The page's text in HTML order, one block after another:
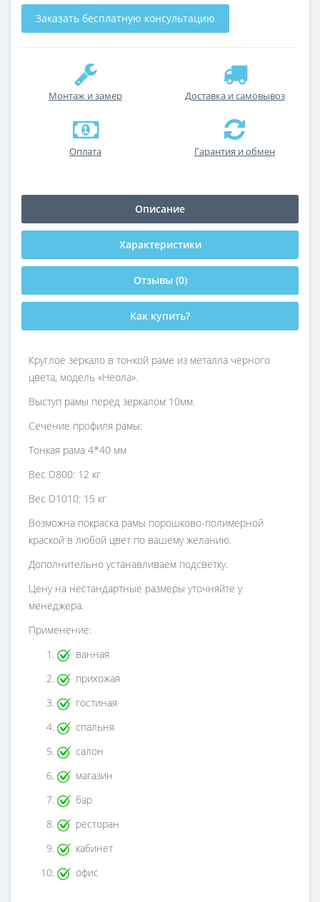
Заказать бесплатную консультацию
Монтаж и замер Доставка и самовывоз
Оплата Гарантия и обмен
Описание
Характеристики
Отзывы (0)
Как купить?
Круглое зеркало в тонкой раме из металла черного
цвета, модель «Неола».
Выступ рамы перед зеркалом 10мм.
Сечение профиля рамы:
Тонкая рама 4*40 мм
Вес D800: 12 кг
Вес D1010: 15 кг
Возможна покраска рамы порошково-полимерной
краской в любой цвет по вашему желанию.
Дополнительно устанавливаем подсветку.
Цену на нестандартные размеры уточняйте у
менеджера.
Применение:
ванная
прихожая
гостиная
спальня
салон
магазин
бар
ресторан
кабинет
офис